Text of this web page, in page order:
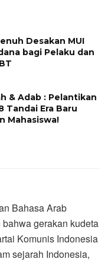
Desakan MUI
bagi Pelaku dan
& Adab : Pelantikan
Tandai Era Baru
Mahasiswa!
Bahasa Arab
gerakan kudeta
Komunis Indonesia
sejarah Indonesia,